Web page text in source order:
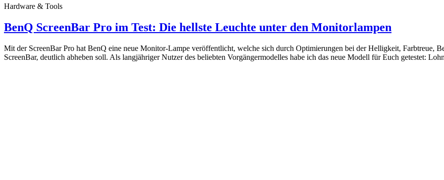
Hardware & Tools
BenQ ScreenBar Pro im Test: Die hellste Leuchte unter den Monitorlampen
Mit der ScreenBar Pro hat BenQ eine neue Monitor-Lampe veröffentlicht, welche sich durch Optimierungen bei der Helligkeit, Farbtreue,
ScreenBar, deutlich abheben soll. Als langjähriger Nutzer des beliebten Vorgängermodelles habe ich das neue Modell für Euch getestet: